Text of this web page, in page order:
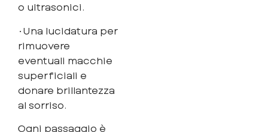
o ultrasonici.
•Una lucidatura per
rimuovere
eventuali macchie
superficiali e
donare brillantezza
al sorriso.
Ogni passaggio è